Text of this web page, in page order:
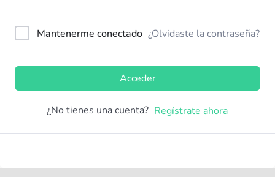
Mantenerme conectado ¿Olvidaste la contraseña?
Acceder
¿No tienes una cuenta? Regístrate ahora